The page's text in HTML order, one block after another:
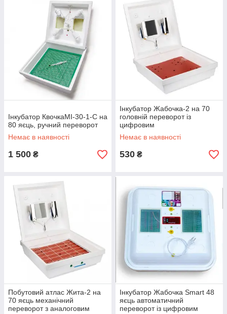
Інкубатор КвочкаМІ-30-1-С на
80 яєць, ручний переворот
Немає в наявності
1 500 ₴
Інкубатор Жабочка-2 на 70
головній переворот із
цифровим
терморегулятором
Немає в наявності
530 ₴
Побутовий атлас Жита-2 на
70 яєць механічний
переворот з аналоговим
Інкубатор Жабочка Smart 48
яєць автоматичний
переворот із цифровим